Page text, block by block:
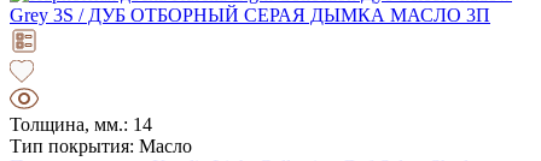
Толщина, мм.: 14
Тип покрытия: Масло